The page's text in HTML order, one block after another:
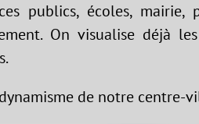
publics, écoles, mairie,
On visualise déjà
de notre centre-